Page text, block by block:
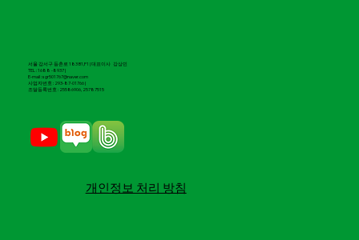
서울 강서구 등촌로 183 B1,F1 | 대표이사 강상민
TEL : 1688 -8937 |
E-mail : sgr501767@naver.com
​사업자번호 : 293-87-01766 |
조달등록번호 : 25586906, 25787515
​개인정보 처리 방침